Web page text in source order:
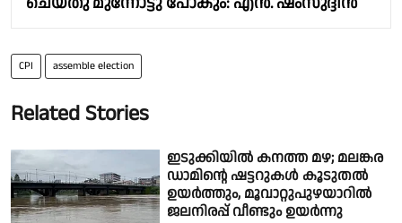
CPI assemble election
Related Stories
ഇടുക്കിയിൽ കനത്ത മഴ; മലങ്കര
ഡാമിൻ്റെ ഷട്ടറുകൾ കൂടുതൽ
ഉയർത്തും, മൂവാറ്റുപുഴയാറിൽ
ജലനിരപ്പ് വീണ്ടും ഉയർന്നു